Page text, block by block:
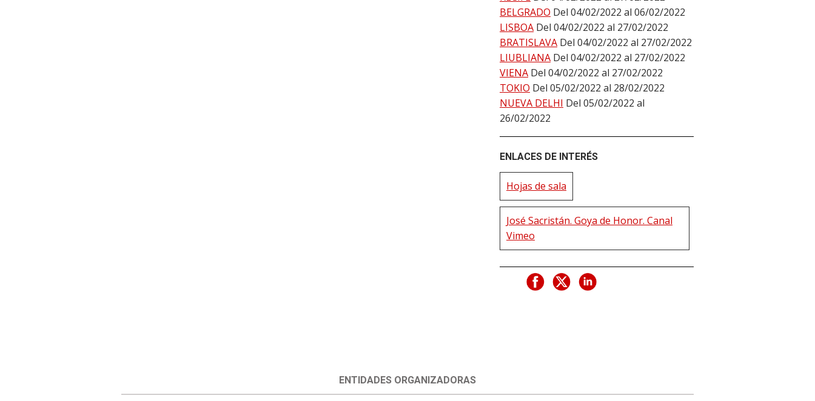
BELGRADO Del 04/02/2022 al 06/02/2022
LISBOA Del 04/02/2022 al 27/02/2022
BRATISLAVA Del 04/02/2022 al 27/02/2022
LIUBLIANA Del 04/02/2022 al 27/02/2022
VIENA Del 04/02/2022 al 27/02/2022
TOKIO Del 05/02/2022 al 28/02/2022
NUEVA DELHI Del 05/02/2022 al
26/02/2022
ENLACES DE INTERÉS
Hojas de sala
José Sacristán. Goya de Honor. Canal
Vimeo
ENTIDADES ORGANIZADORAS